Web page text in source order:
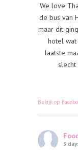
We love
de bus van
maar dit
hotel
laatste
Bekijk op
3